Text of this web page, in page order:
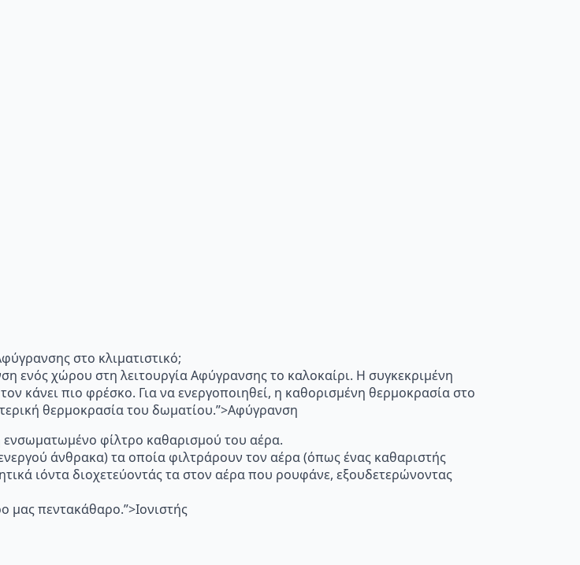
στο κλιματιστικό;
ενός χώρου στη λειτουργία Αφύγρανσης το καλοκαίρι. Η συγκεκριμένη
κάνει πιο φρέσκο. Για να ενεργοποιηθεί, η καθορισμένη θερμοκρασία στο
θερμοκρασία του δωματίου.”>Αφύγρανση
φίλτρο καθαρισμού του αέρα.
άνθρακα) τα οποία φιλτράρουν τον αέρα (όπως ένας καθαριστής
ιόντα διοχετεύοντάς τα στον αέρα που ρουφάνε, εξουδετερώνοντας
πεντακάθαρο.”>Ιονιστής